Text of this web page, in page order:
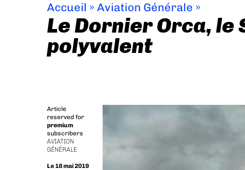
Accueil » Aviation Générale »
Le Dornier Orca, le
polyvalent
Article
reserved for
premium
subscribers
AVIATION
GÉNÉRALE
Le 18 mai 2019